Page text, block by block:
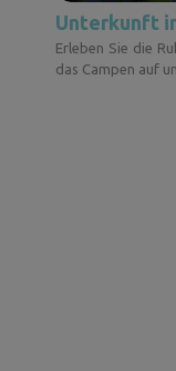
Erleben Sie die
das Campen auf